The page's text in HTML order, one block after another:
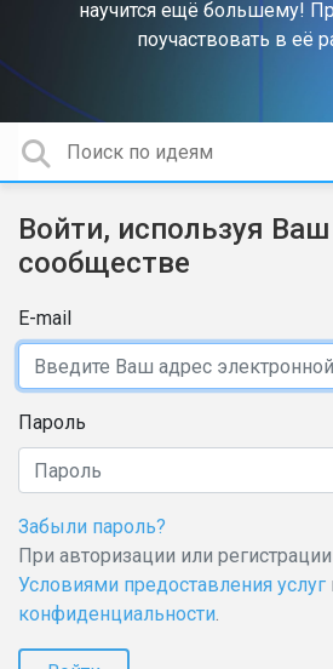
научится ещё большему!
поучаствовать в её
Войти, используя
сообществе
E-mail
Пароль
Забыли пароль?
При авторизации или
Условиями предоставления услуг
конфиденциальности.